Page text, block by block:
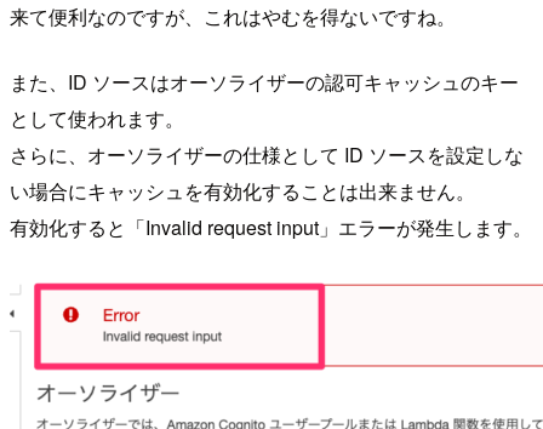
来て便利なのですが、これはやむを得ないですね。
また、ID ソースはオーソライザーの認可キャッシュのキー
として使われます。
さらに、オーソライザーの仕様として ID ソースを設定しな
い場合にキャッシュを有効化することは出来ません。
有効化すると「Invalid request input」エラーが発生します。